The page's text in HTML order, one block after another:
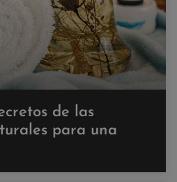
de las
para una